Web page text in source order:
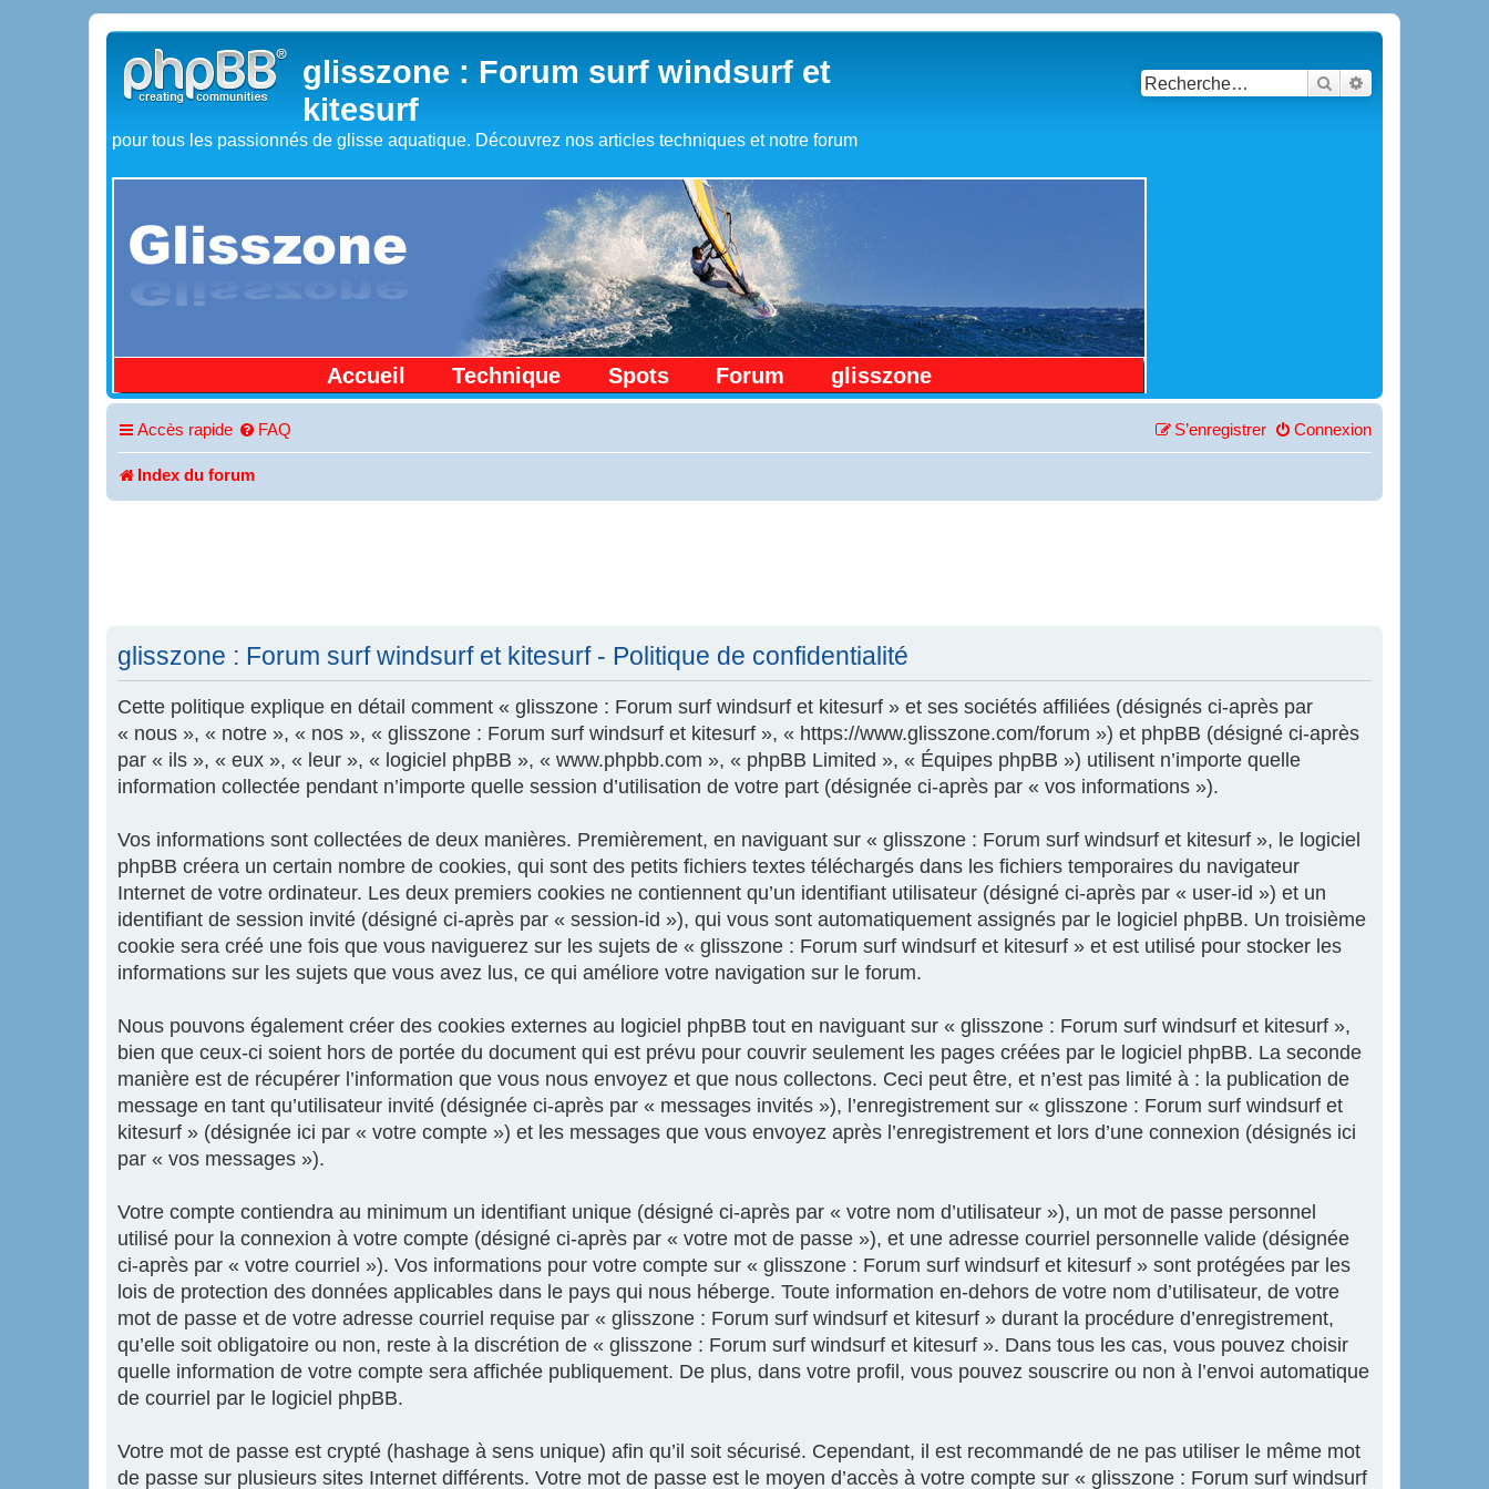
glisszone : Forum surf windsurf et
kitesurf
pour tous les passionnés de glisse aquatique. Découvrez nos articles techniques et notre forum
Accueil Technique Spots Forum glisszone
Rechercher
Accès rapide FAQ Connexion
S’enregistrer
Index du forum
glisszone : Forum surf windsurf et kitesurf - Politique de confidentialité
Cette politique explique en détail comment « glisszone : Forum surf windsurf et kitesurf » et ses sociétés affiliées (désignés ci-après par
« nous », « notre », « nos », « glisszone : Forum surf windsurf et kitesurf », « https://www.glisszone.com/forum ») et phpBB (désigné ci-après
par « ils », « eux », « leur », « logiciel phpBB », « www.phpbb.com », « phpBB Limited », « Équipes phpBB ») utilisent n’importe quelle
information collectée pendant n’importe quelle session d’utilisation de votre part (désignée ci-après par « vos informations »).
Vos informations sont collectées de deux manières. Premièrement, en naviguant sur « glisszone : Forum surf windsurf et kitesurf », le logiciel
phpBB créera un certain nombre de cookies, qui sont des petits fichiers textes téléchargés dans les fichiers temporaires du navigateur
Internet de votre ordinateur. Les deux premiers cookies ne contiennent qu’un identifiant utilisateur (désigné ci-après par « user-id ») et un
identifiant de session invité (désigné ci-après par « session-id »), qui vous sont automatiquement assignés par le logiciel phpBB. Un troisième
cookie sera créé une fois que vous naviguerez sur les sujets de « glisszone : Forum surf windsurf et kitesurf » et est utilisé pour stocker les
informations sur les sujets que vous avez lus, ce qui améliore votre navigation sur le forum.
Nous pouvons également créer des cookies externes au logiciel phpBB tout en naviguant sur « glisszone : Forum surf windsurf et kitesurf »,
bien que ceux-ci soient hors de portée du document qui est prévu pour couvrir seulement les pages créées par le logiciel phpBB. La seconde
manière est de récupérer l’information que vous nous envoyez et que nous collectons. Ceci peut être, et n’est pas limité à : la publication de
message en tant qu’utilisateur invité (désignée ci-après par « messages invités »), l’enregistrement sur « glisszone : Forum surf windsurf et
kitesurf » (désignée ici par « votre compte ») et les messages que vous envoyez après l’enregistrement et lors d’une connexion (désignés ici
par « vos messages »).
Votre compte contiendra au minimum un identifiant unique (désigné ci-après par « votre nom d’utilisateur »), un mot de passe personnel
utilisé pour la connexion à votre compte (désigné ci-après par « votre mot de passe »), et une adresse courriel personnelle valide (désignée
ci-après par « votre courriel »). Vos informations pour votre compte sur « glisszone : Forum surf windsurf et kitesurf » sont protégées par les
lois de protection des données applicables dans le pays qui nous héberge. Toute information en-dehors de votre nom d’utilisateur, de votre
mot de passe et de votre adresse courriel requise par « glisszone : Forum surf windsurf et kitesurf » durant la procédure d’enregistrement,
qu’elle soit obligatoire ou non, reste à la discrétion de « glisszone : Forum surf windsurf et kitesurf ». Dans tous les cas, vous pouvez choisir
quelle information de votre compte sera affichée publiquement. De plus, dans votre profil, vous pouvez souscrire ou non à l’envoi automatique
de courriel par le logiciel phpBB.
Votre mot de passe est crypté (hashage à sens unique) afin qu’il soit sécurisé. Cependant, il est recommandé de ne pas utiliser le même mot
de passe sur plusieurs sites Internet différents. Votre mot de passe est le moyen d’accès à votre compte sur « glisszone : Forum surf windsurf